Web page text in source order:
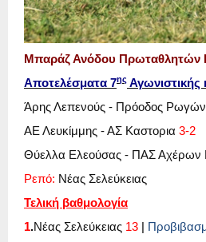
Μπαράζ Ανόδου Πρωταθλητών
Αποτελέσματα 7ης Αγωνιστικής
Άρης Λεπενούς - Πρόοδος
ΑΕ Λευκίμμης - ΑΣ Καστορια 3-2
Θύελλα Ελεούσας - ΠΑΣ Αχέρων
Ρεπό: Νέας Σελεύκειας
Τελική βαθμολογία
1.Νέας Σελεύκειας 13 |